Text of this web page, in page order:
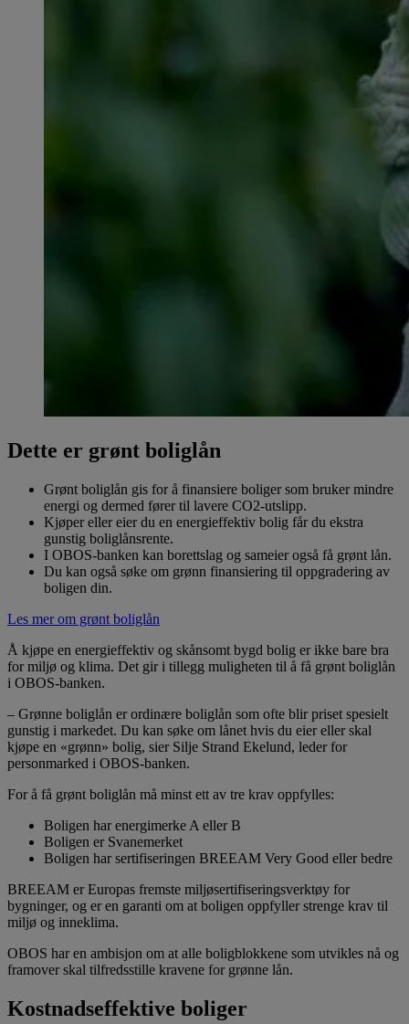
Dette er grønt boliglån
Grønt boliglån gis for å finansiere boliger som bruker mindre
energi og dermed fører til lavere CO2-utslipp.
Kjøper eller eier du en energieffektiv bolig får du ekstra
gunstig boliglånsrente.
I OBOS-banken kan borettslag og sameier også få grønt lån.
Du kan også søke om grønn finansiering til oppgradering av
boligen din.
Les mer om grønt boliglån
Å kjøpe en energieffektiv og skånsomt bygd bolig er ikke bare bra
for miljø og klima. Det gir i tillegg muligheten til å få grønt boliglån
i OBOS-banken.
– Grønne boliglån er ordinære boliglån som ofte blir priset spesielt
gunstig i markedet. Du kan søke om lånet hvis du eier eller skal
kjøpe en «grønn» bolig, sier Silje Strand Ekelund, leder for
personmarked i OBOS-banken.
For å få grønt boliglån må minst ett av tre krav oppfylles:
Boligen har energimerke A eller B
Boligen er Svanemerket
Boligen har sertifiseringen BREEAM Very Good eller bedre
BREEAM er Europas fremste miljøsertifiseringsverktøy for
bygninger, og er en garanti om at boligen oppfyller strenge krav til
miljø og inneklima.
OBOS har en ambisjon om at alle boligblokkene som utvikles nå og
framover skal tilfredsstille kravene for grønne lån.
Kostnadseffektive boliger